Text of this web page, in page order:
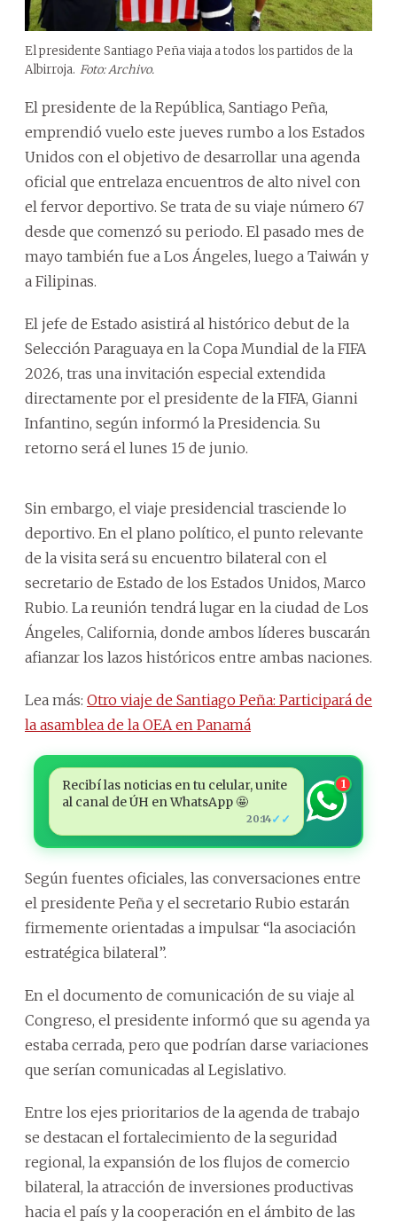
El presidente Santiago Peña viaja a todos los partidos de la
Albirroja. Foto: Archivo.
El presidente de la República, Santiago Peña,
emprendió vuelo este jueves rumbo a los Estados
Unidos con el objetivo de desarrollar una agenda
oficial que entrelaza encuentros de alto nivel con
el fervor deportivo. Se trata de su viaje número 67
desde que comenzó su periodo. El pasado mes de
mayo también fue a Los Ángeles, luego a Taiwán y
a Filipinas.
El jefe de Estado asistirá al histórico debut de la
Selección Paraguaya en la Copa Mundial de la FIFA
2026, tras una invitación especial extendida
directamente por el presidente de la FIFA, Gianni
Infantino, según informó la Presidencia. Su
retorno será el lunes 15 de junio.
Sin embargo, el viaje presidencial trasciende lo
deportivo. En el plano político, el punto relevante
de la visita será su encuentro bilateral con el
secretario de Estado de los Estados Unidos, Marco
Rubio. La reunión tendrá lugar en la ciudad de Los
Ángeles, California, donde ambos líderes buscarán
afianzar los lazos históricos entre ambas naciones.
Lea más: Otro viaje de Santiago Peña: Participará de
la asamblea de la OEA en Panamá
Recibí las noticias en tu celular, unite
al canal de ÚH en WhatsApp 🤩
20:14✓✓
1
Según fuentes oficiales, las conversaciones entre
el presidente Peña y el secretario Rubio estarán
firmemente orientadas a impulsar “la asociación
estratégica bilateral”.
En el documento de comunicación de su viaje al
Congreso, el presidente informó que su agenda ya
estaba cerrada, pero que podrían darse variaciones
que serían comunicadas al Legislativo.
Entre los ejes prioritarios de la agenda de trabajo
se destacan el fortalecimiento de la seguridad
regional, la expansión de los flujos de comercio
bilateral, la atracción de inversiones productivas
hacia el país y la cooperación en el ámbito de las